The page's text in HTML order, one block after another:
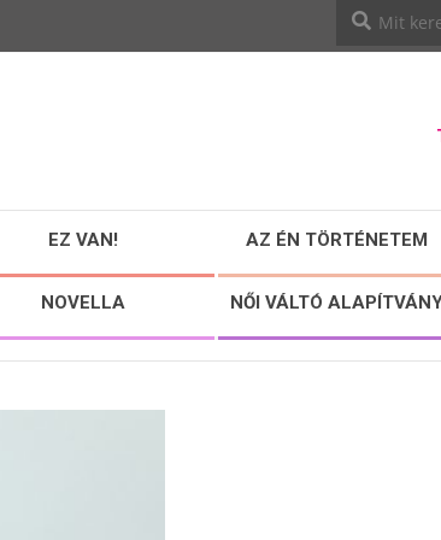
EZ VAN! AZ ÉN TÖRTÉNETEM
NOVELLA NŐI VÁLTÓ